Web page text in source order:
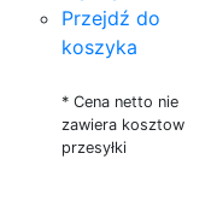
Przejdź do
koszyka
* Cena netto nie
zawiera kosztow
przesyłki